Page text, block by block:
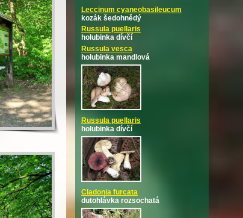
Leccinum cyaneobasileucum
kozák šedohnědý
Russula puellaris
holubinka dívčí
Russula vesca
holubinka mandlová
Russula puellaris
holubinka dívčí
Cladonia furcata
dutohlávka rozsochatá